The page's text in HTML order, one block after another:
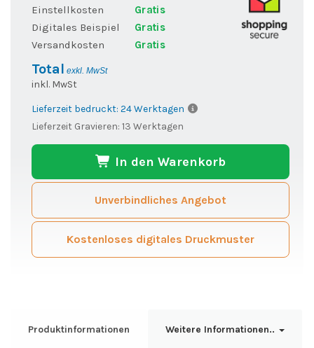
Einstellkosten
Gratis
Digitales Beispiel
Gratis
Versandkosten
Gratis
Total exkl. MwSt
inkl. MwSt
Lieferzeit bedruckt: 24 Werktagen
Lieferzeit Gravieren: 13 Werktagen
In den Warenkorb
Unverbindliches Angebot
Kostenloses digitales Druckmuster
Produktinformationen Weitere Informationen..